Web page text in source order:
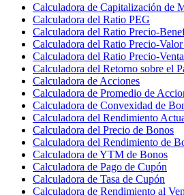
Calculadora de Capitalización de
Calculadora del Ratio PEG
Calculadora del Ratio Precio-
Calculadora del Ratio Precio-
Calculadora del Ratio Precio-
Calculadora del Retorno sobre el
Calculadora de Acciones
Calculadora de Promedio de
Calculadora de Convexidad de
Calculadora del Rendimiento
Calculadora del Precio de Bonos
Calculadora del Rendimiento de
Calculadora de YTM de Bonos
Calculadora de Pago de Cupón
Calculadora de Tasa de Cupón
Calculadora de Rendimiento al